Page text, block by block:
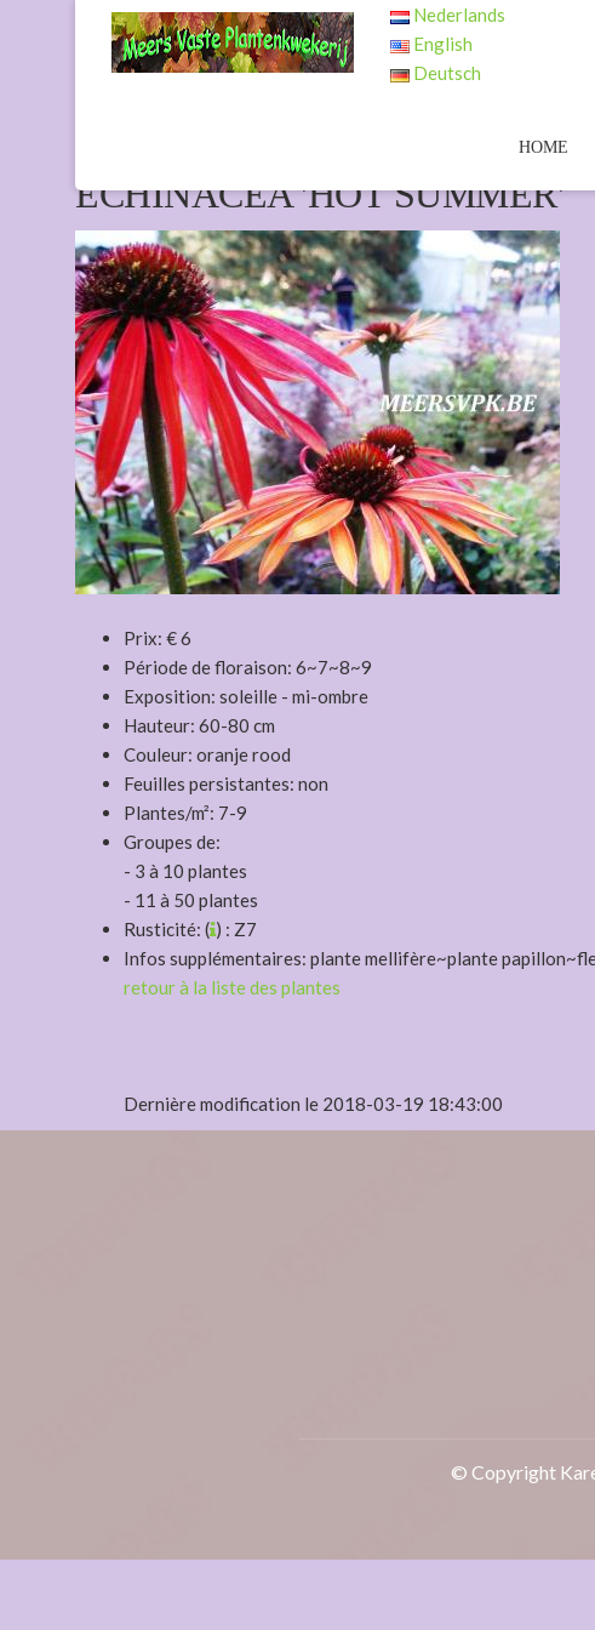
Nederlands
English
Deutsch
HOME
ECHINACEA 'HOT SUMMER'
Prix: € 6
Période de floraison: 6~7~8~9
Exposition: soleille - mi-ombre
Hauteur: 60-80 cm
Couleur: oranje rood
Feuilles persistantes: non
Plantes/m²: 7-9
Groupes de:
- 3 à 10 plantes
- 11 à 50 plantes
Rusticité: ( ) : Z7
Infos supplémentaires: plante mellifère~plante
retour à la liste des plantes
Dernière modification le 2018-03-19 18:43:00
© Copyright